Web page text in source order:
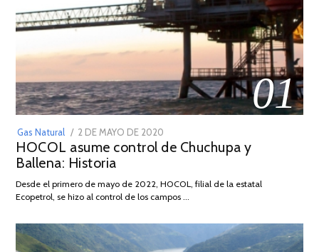
01
Gas Natural
POSTED
ON
2 DE MAYO DE 2020
DE
2026
HOCOL asume control de Chuchupa y
Ballena: Historia
Desde el primero de mayo de 2022, HOCOL, filial de la estatal
Ecopetrol, se hizo al control de los campos …